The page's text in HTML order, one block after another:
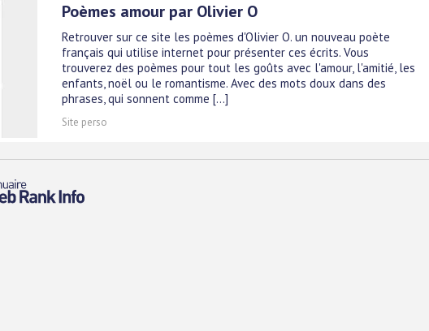
Poèmes amour par Olivier O
Retrouver sur ce site les poèmes d'Olivier O. un nouveau poète
français qui utilise internet pour présenter ces écrits. Vous
trouverez des poèmes pour tout les goûts avec l'amour, l'amitié, les
enfants, noël ou le romantisme. Avec des mots doux dans des
phrases, qui sonnent comme [...]
Site perso